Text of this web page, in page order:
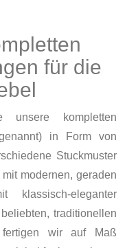
für die
kompletten
in Form von
Stuckmuster
modernen, geraden
klassisch-eleganter
traditionellen
fertigen wir auf Maß